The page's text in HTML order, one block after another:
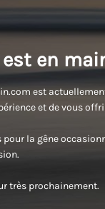
en
est
et de vous
pour la gêne
très prochainement.